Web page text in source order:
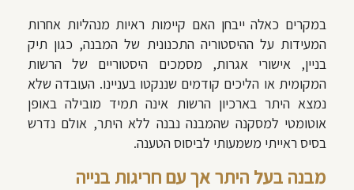
במקרים כאלה ייבחן האם קיימות ראיות מנהליות אחרות
המעידות על ההיסטוריה התכנונית של המבנה, כגון תיק
בניין, אישורי אגרות, מסמכים היסטוריים של הרשות
המקומית או הליכים קודמים שננקטו בעניינו. העובדה שלא
נמצא היתר בארכיון הרשות אינה תמיד מובילה באופן
אוטומטי למסקנה שהמבנה נבנה ללא היתר, אולם נדרש
בסיס ראייתי משמעותי לביסוס הטענה.
מבנה בעל היתר אך עם חריגות בנייה